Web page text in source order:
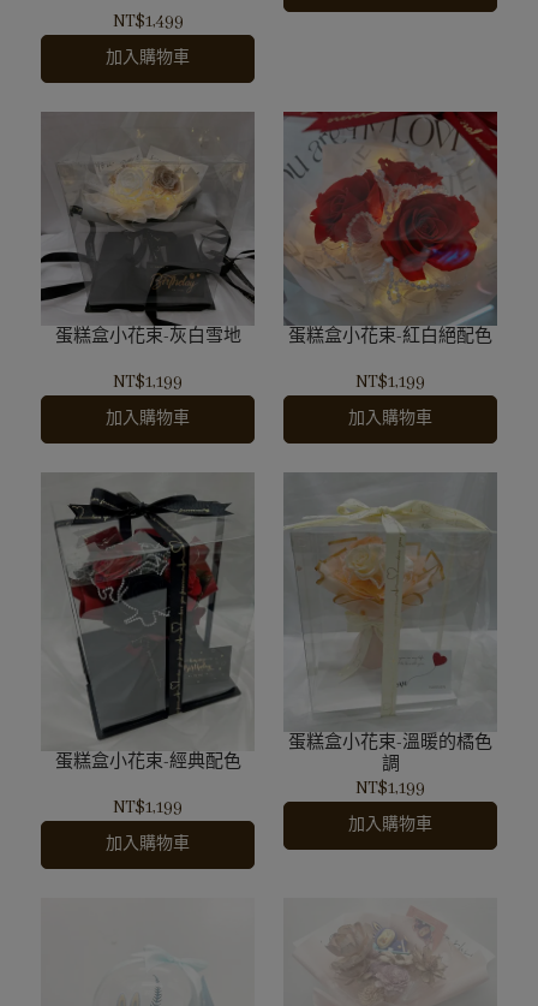
NT$1,499
加入購物車
蛋糕盒小花束-灰白雪地
NT$1,199
加入購物車
蛋糕盒小花束-紅白絕配色
NT$1,199
加入購物車
蛋糕盒小花束-經典配色
NT$1,199
加入購物車
蛋糕盒小花束-溫暖的橘色
調
NT$1,199
加入購物車